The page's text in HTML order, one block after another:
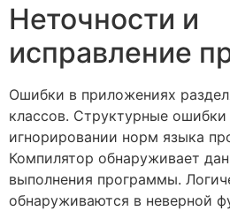
Неточности и
исправление
Ошибки в приложениях
классов. Структурные
игнорировании норм языка
Компилятор обнаруживает
выполнения программы.
обнаруживаются в неверной